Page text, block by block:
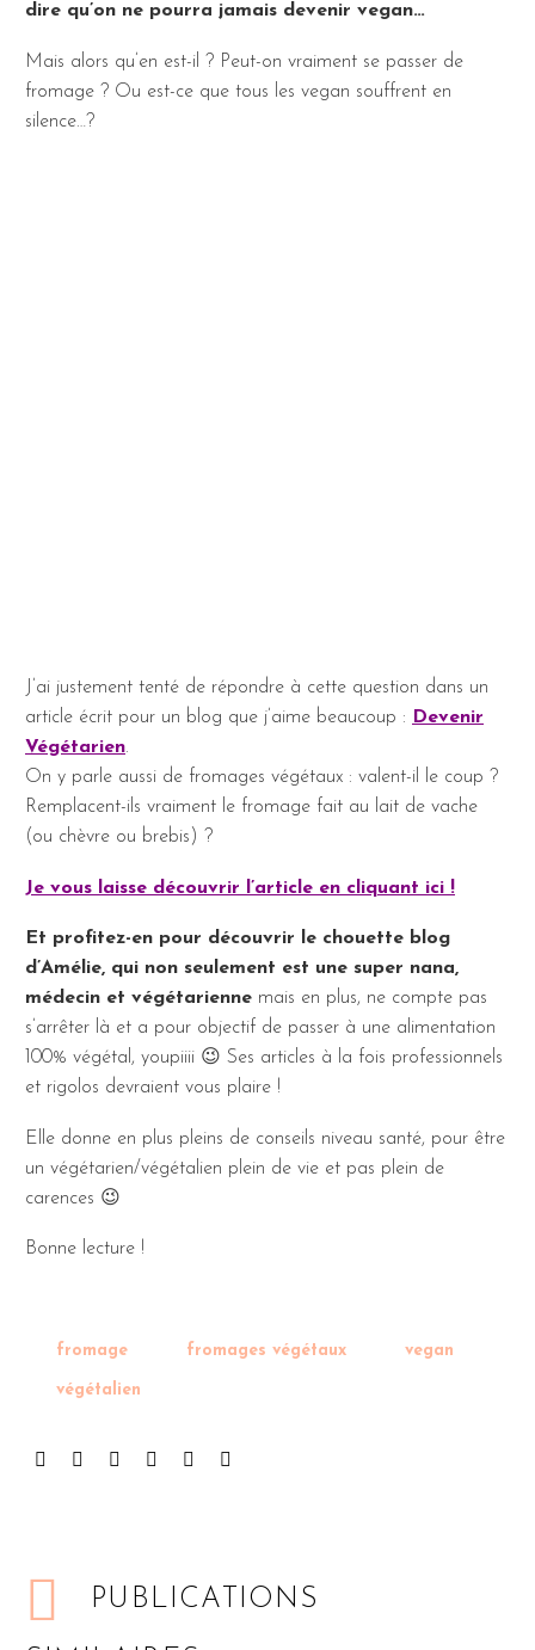
dire qu’on ne pourra jamais devenir vegan…
Mais alors qu’en est-il ? Peut-on vraiment se passer de
fromage ? Ou est-ce que tous les vegan souffrent en
silence…?
J’ai justement tenté de répondre à cette question dans un
article écrit pour un blog que j’aime beaucoup :
Devenir
Végétarien.
On y parle aussi de fromages végétaux : valent-il le coup ?
Remplacent-ils vraiment le fromage fait au lait de vache
(ou chèvre ou brebis) ?
Je vous laisse découvrir l’article en cliquant ici !
Et profitez-en pour découvrir le chouette blog
d’Amélie, qui non seulement est une super nana,
médecin et végétarienne mais en plus, ne compte pas
s’arrêter là et a pour objectif de passer à une alimentation
100% végétal, youpiiii 😉 Ses articles à la fois professionnels
et rigolos devraient vous plaire !
Elle donne en plus pleins de conseils niveau santé, pour être
un végétarien/végétalien plein de vie et pas plein de
carences 😉
Bonne lecture !
fromage fromages végétaux vegan
végétalien
PUBLICATIONS